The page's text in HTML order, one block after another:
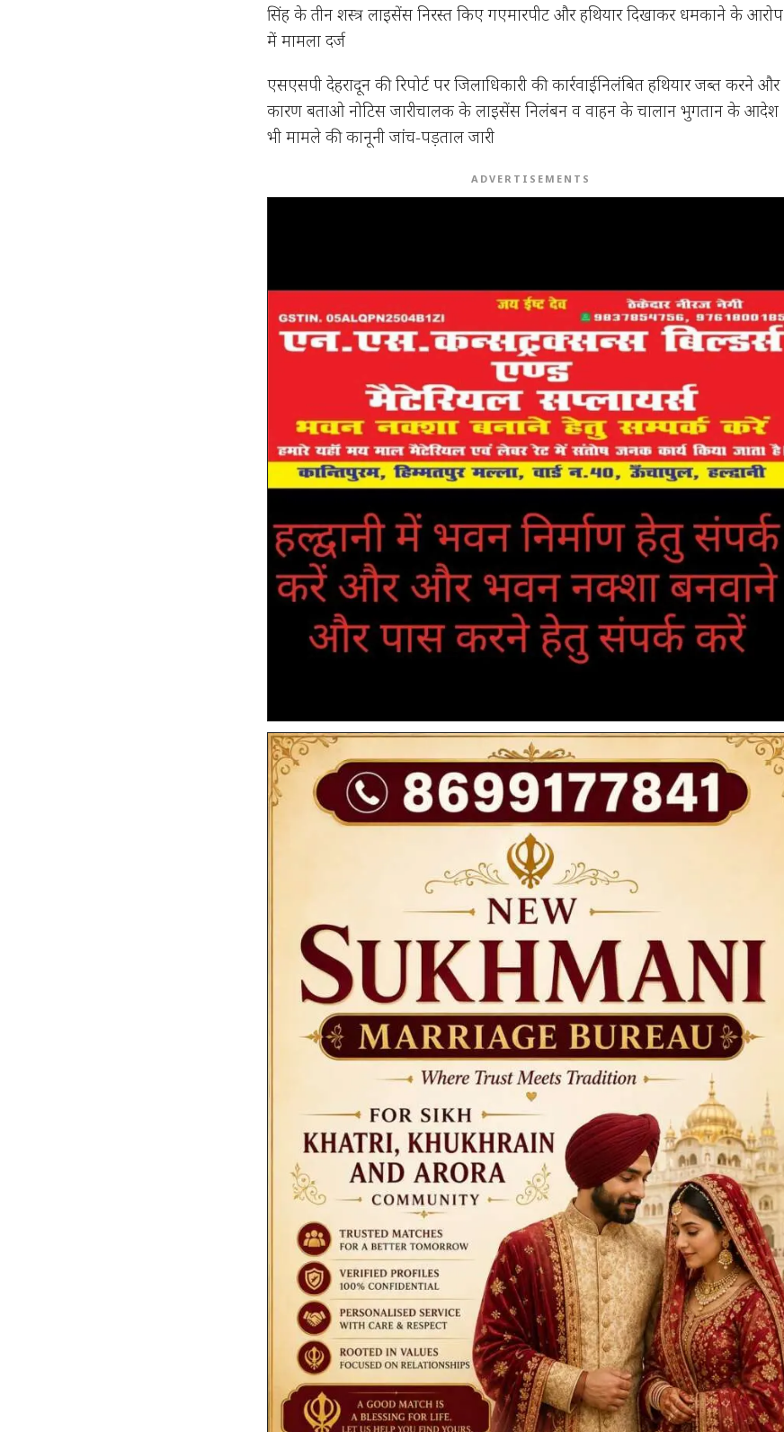
सिंह के तीन शस्त्र लाइसेंस निरस्त किए गएमारपीट और हथियार दिखाकर धमकाने के आरोप
में मामला दर्ज
एसएसपी देहरादून की रिपोर्ट पर जिलाधिकारी की कार्रवाईनिलंबित हथियार जब्त करने और
कारण बताओ नोटिस जारीचालक के लाइसेंस निलंबन व वाहन के चालान भुगतान के आदेश
भी मामले की कानूनी जांच-पड़ताल जारी
ADVERTISEMENTS